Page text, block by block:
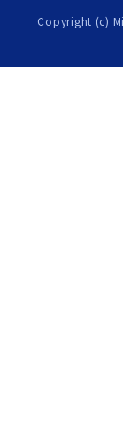
Copyright (c)